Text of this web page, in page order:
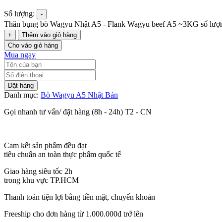
Số lượng: -
Thăn bụng bò Wagyu Nhật A5 - Flank Wagyu beef A5 ~3KG số
+
Thêm vào giỏ hàng
Cho vào giỏ hàng
Mua ngay
Đặt hàng
Danh mục: Bò Wagyu A5 Nhật Bản
Gọi nhanh tư vấn/ đặt hàng (8h - 24h) T2 - CN
Cam kết sản phẩm đều đạt
tiêu chuẩn an toàn thực phẩm quốc tế
Giao hàng siêu tốc 2h
trong khu vực TP.HCM
Thanh toán tiện lợi bằng tiền mặt, chuyển khoản
Freeship cho đơn hàng từ 1.000.000đ trở lên